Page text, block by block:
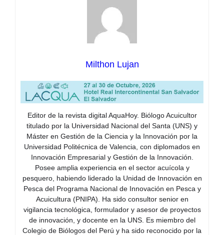
Milthon Lujan
Editor de la revista digital AquaHoy. Biólogo Acuicultor
titulado por la Universidad Nacional del Santa (UNS) y
Máster en Gestión de la Ciencia y la Innovación por la
Universidad Politécnica de Valencia, con diplomados en
Innovación Empresarial y Gestión de la Innovación.
Posee amplia experiencia en el sector acuícola y
pesquero, habiendo liderado la Unidad de Innovación en
Pesca del Programa Nacional de Innovación en Pesca y
Acuicultura (PNIPA). Ha sido consultor senior en
vigilancia tecnológica, formulador y asesor de proyectos
de innovación, y docente en la UNS. Es miembro del
Colegio de Biólogos del Perú y ha sido reconocido por la